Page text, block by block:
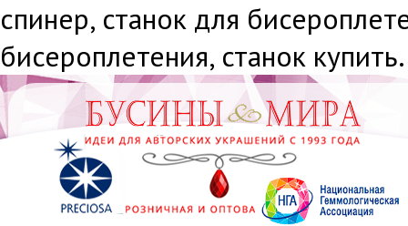
спинер, станок для
бисероплетения, станок купить.